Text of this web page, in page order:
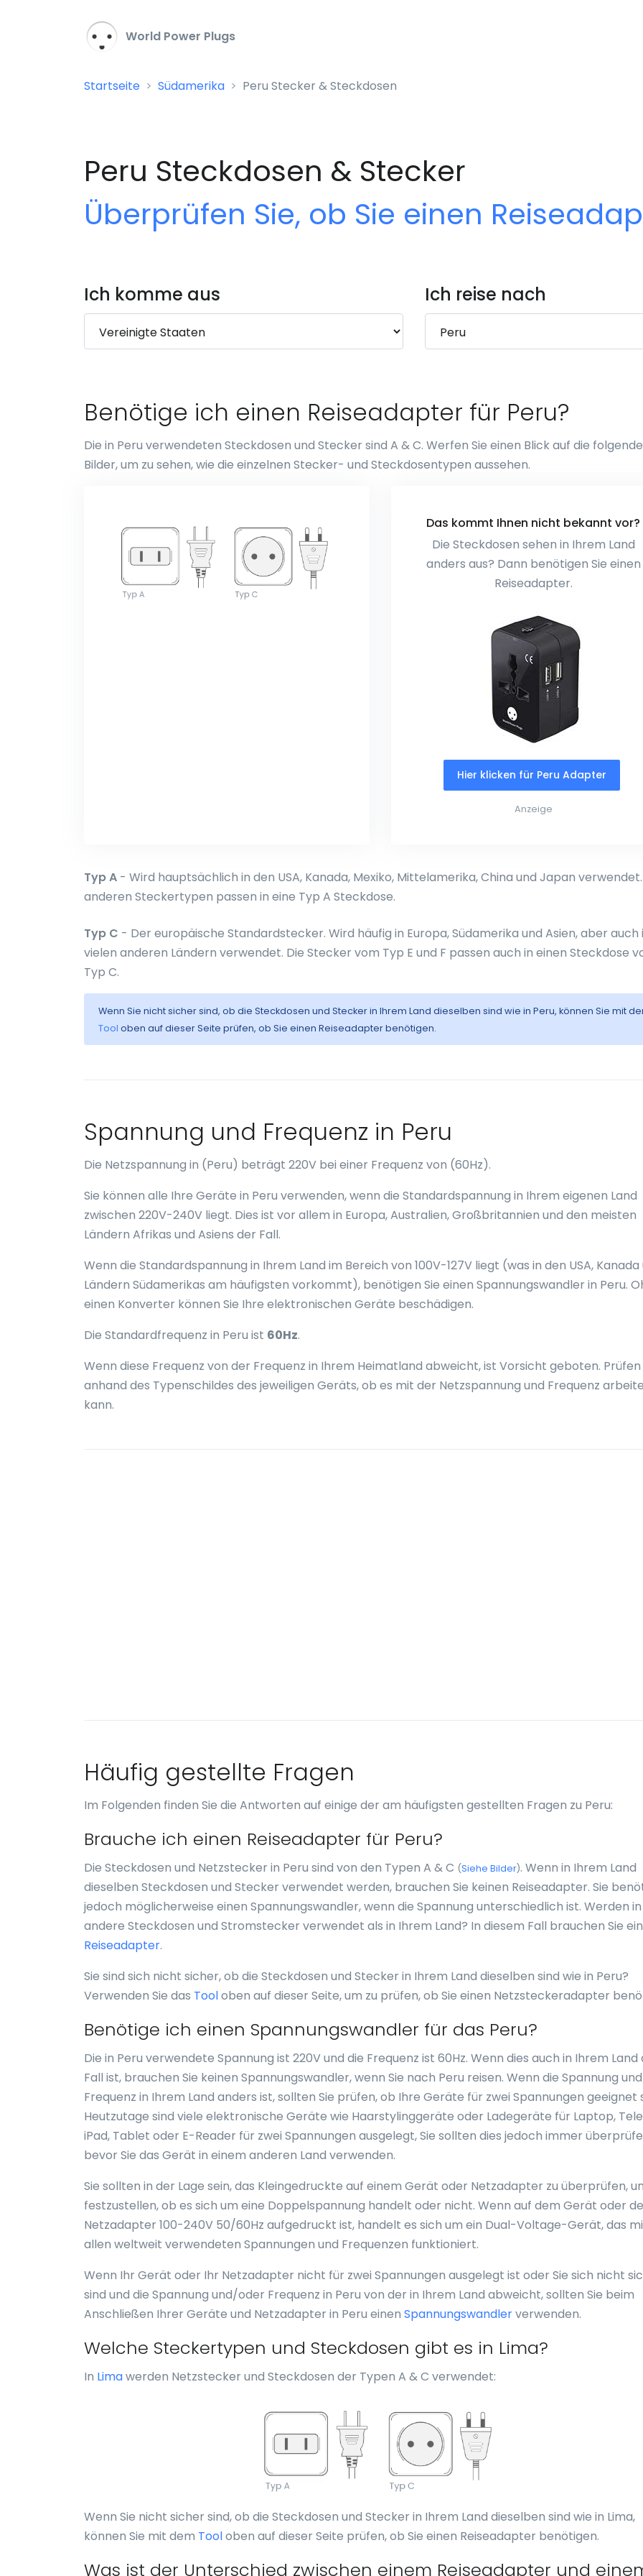
World Power Plugs
Startseite Südamerika Peru Stecker & Steckdosen
Peru Steckdosen & Stecker
Überprüfen Sie, ob Sie einen
Ich komme aus Ich reise nach
Benötige ich einen Reiseadapter für Peru?
Die in Peru verwendeten Steckdosen und Stecker sind A & C. Werfen Sie einen Blick auf die
Bilder, um zu sehen, wie die einzelnen Stecker- und Steckdosentypen aussehen.
Das kommt Ihnen nicht bekannt vor?
Die Steckdosen sehen in Ihrem Land
anders aus? Dann benötigen Sie einen
Reiseadapter.
Hier klicken für Peru Adapter
Anzeige
Typ A - Wird hauptsächlich in den USA, Kanada, Mexiko, Mittelamerika, China und Japan
anderen Steckertypen passen in eine Typ A Steckdose.
Typ C - Der europäische Standardstecker. Wird häufig in Europa, Südamerika und Asien, aber auch
vielen anderen Ländern verwendet. Die Stecker vom Typ E und F passen auch in einen Steckdose
Typ C.
Wenn Sie nicht sicher sind, ob die Steckdosen und Stecker in Ihrem Land dieselben sind wie in Peru, können Sie mit
Tool oben auf dieser Seite prüfen, ob Sie einen Reiseadapter benötigen.
Spannung und Frequenz in Peru
Die Netzspannung in (Peru) beträgt 220V bei einer Frequenz von (60Hz).
Sie können alle Ihre Geräte in Peru verwenden, wenn die Standardspannung in Ihrem eigenen Land
zwischen 220V-240V liegt. Dies ist vor allem in Europa, Australien, Großbritannien und den meisten
Ländern Afrikas und Asiens der Fall.
Wenn die Standardspannung in Ihrem Land im Bereich von 100V-127V liegt (was in den USA, Kanada
Ländern Südamerikas am häufigsten vorkommt), benötigen Sie einen Spannungswandler in Peru.
einen Konverter können Sie Ihre elektronischen Geräte beschädigen.
Die Standardfrequenz in Peru ist 60Hz.
Wenn diese Frequenz von der Frequenz in Ihrem Heimatland abweicht, ist Vorsicht geboten. Prüfen
anhand des Typenschildes des jeweiligen Geräts, ob es mit der Netzspannung und Frequenz
kann.
Häufig gestellte Fragen
Im Folgenden finden Sie die Antworten auf einige der am häufigsten gestellten Fragen zu Peru:
Brauche ich einen Reiseadapter für Peru?
Die Steckdosen und Netzstecker in Peru sind von den Typen A & C (Siehe Bilder). Wenn in Ihrem Land
dieselben Steckdosen und Stecker verwendet werden, brauchen Sie keinen Reiseadapter. Sie
jedoch möglicherweise einen Spannungswandler, wenn die Spannung unterschiedlich ist. Werden in
andere Steckdosen und Stromstecker verwendet als in Ihrem Land? In diesem Fall brauchen Sie
Reiseadapter.
Sie sind sich nicht sicher, ob die Steckdosen und Stecker in Ihrem Land dieselben sind wie in Peru?
Verwenden Sie das Tooloben auf dieser Seite, um zu prüfen, ob Sie einen Netzsteckeradapter
Benötige ich einen Spannungswandler für das Peru?
Die in Peru verwendete Spannung ist 220V und die Frequenz ist 60Hz. Wenn dies auch in Ihrem Land
Fall ist, brauchen Sie keinen Spannungswandler, wenn Sie nach Peru reisen. Wenn die Spannung
Frequenz in Ihrem Land anders ist, sollten Sie prüfen, ob Ihre Geräte für zwei Spannungen geeignet
Heutzutage sind viele elektronische Geräte wie Haarstylinggeräte oder Ladegeräte für Laptop,
iPad, Tablet oder E-Reader für zwei Spannungen ausgelegt, Sie sollten dies jedoch immer
bevor Sie das Gerät in einem anderen Land verwenden.
Sie sollten in der Lage sein, das Kleingedruckte auf einem Gerät oder Netzadapter zu überprüfen,
festzustellen, ob es sich um eine Doppelspannung handelt oder nicht. Wenn auf dem Gerät oder
Netzadapter 100-240V 50/60Hz aufgedruckt ist, handelt es sich um ein Dual-Voltage-Gerät, das
allen weltweit verwendeten Spannungen und Frequenzen funktioniert.
Wenn Ihr Gerät oder Ihr Netzadapter nicht für zwei Spannungen ausgelegt ist oder Sie sich nicht
sind und die Spannung und/oder Frequenz in Peru von der in Ihrem Land abweicht, sollten Sie beim
Anschließen Ihrer Geräte und Netzadapter in Peru einen Spannungswandlerverwenden.
Welche Steckertypen und Steckdosen gibt es in Lima?
In Limawerden Netzstecker und Steckdosen der Typen A & C verwendet:
Wenn Sie nicht sicher sind, ob die Steckdosen und Stecker in Ihrem Land dieselben sind wie in Lima,
können Sie mit dem Tooloben auf dieser Seite prüfen, ob Sie einen Reiseadapter benötigen.
Was ist der Unterschied zwischen einem Reiseadapter und